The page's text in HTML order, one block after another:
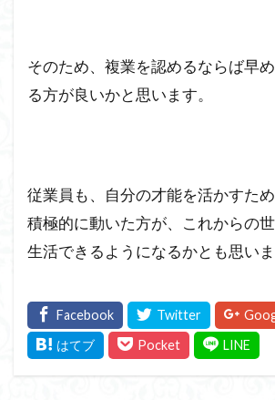
そのため、複業を認めるならば早
る方が良いかと思います。
従業員も、自分の才能を活かすた
積極的に動いた方が、これからの
生活できるようになるかとも思いま